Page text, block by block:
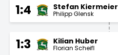
1:4 Stefan Kiermeier
Philipp Glensk
1:3 Kilian Huber
Florian Scheifl